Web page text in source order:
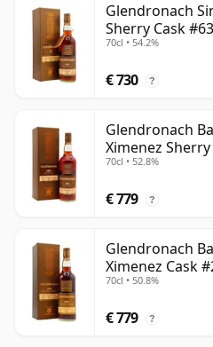
Glendronach
Sherry Cask
70cl • 54.2%
€ 730 ?
Glendronach
Ximenez
jaar oud
70cl • 52.8%
€ 779 ?
Glendronach
Ximenez Cask
70cl • 50.8%
€ 779 ?